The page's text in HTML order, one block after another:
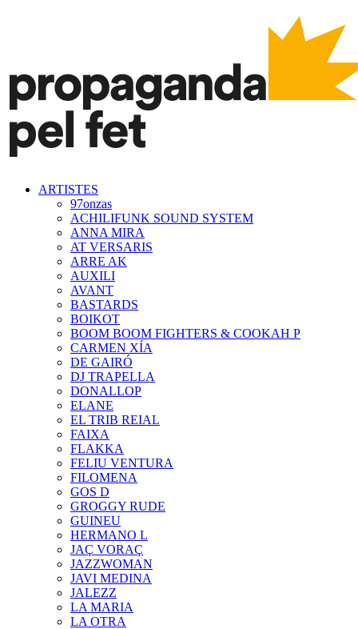
ARTISTES
97onzas
ACHILIFUNK SOUND SYSTEM
ANNA MIRA
AT VERSARIS
ARRE AK
AUXILI
AVANT
BASTARDS
BOIKOT
BOOM BOOM FIGHTERS & COOKAH P
CARMEN XÍA
DE GAIRÓ
DJ TRAPELLA
DONALLOP
ELANE
EL TRIB REIAL
FAIXA
FLAKKA
FELIU VENTURA
FILOMENA
GOS D
GROGGY RUDE
GUINEU
HERMANO L
JAÇ VORAÇ
JAZZWOMAN
JAVI MEDINA
JALEZZ
LA MARIA
LA OTRA